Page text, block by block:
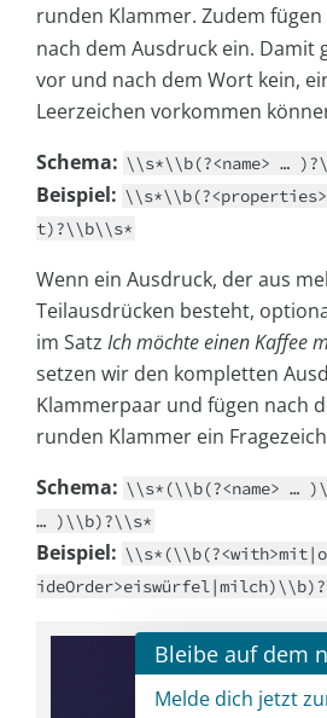
runden Klammer. Zudem
nach dem Ausdruck ein. Damit
vor und nach dem Wort kein,
Leerzeichen vorkommen
Schema: \\s*\\b(?<name> …
Beispiel:
t)?\\b\\s*
Wenn ein Ausdruck, der aus
Teilausdrücken besteht,
im Satz Ich möchte einen Kaffee
setzen wir den kompletten
Klammerpaar und fügen nach
runden Klammer ein
Schema: \\s*(\\b(?<name> …
… )\\b)?\\s*
Beispiel:
Bleibe auf dem
Melde dich jetzt